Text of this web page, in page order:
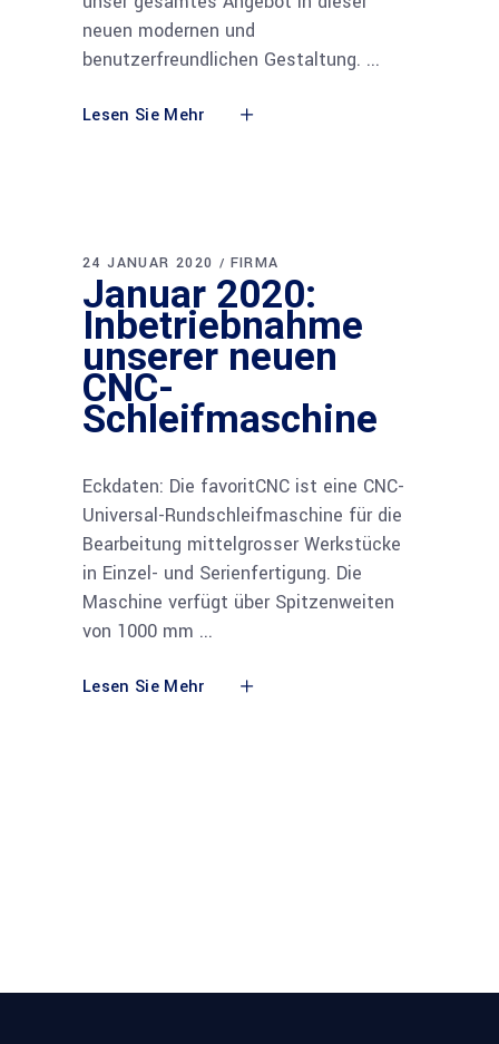
neuen modernen und
benutzerfreundlichen Gestaltung.
Lesen Sie Mehr
24 JANUAR 2020 FIRMA
Januar 2020:
Inbetriebnahme
unserer neuen
CNC-
Schleifmaschine
Eckdaten: Die favoritCNC ist eine CNC-
Universal-Rundschleifmaschine für die
Bearbeitung mittelgrosser Werkstücke
in Einzel- und Serienfertigung. Die
Maschine verfügt über Spitzenweiten
von 1000 mm
Lesen Sie Mehr